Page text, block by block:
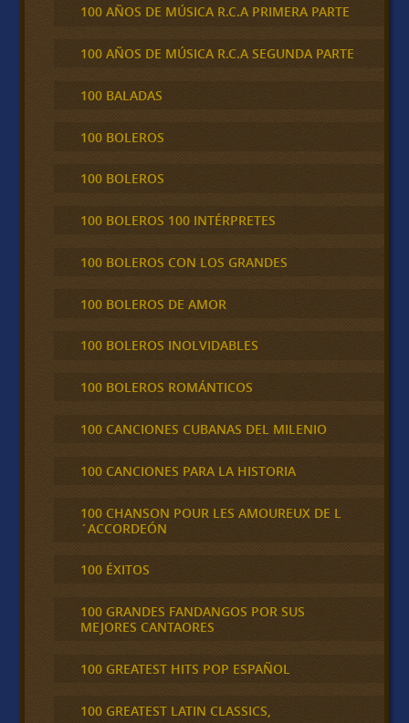
100 AÑOS DE MÚSICA R.C.A PRIMERA PARTE
100 AÑOS DE MÚSICA R.C.A SEGUNDA PARTE
100 BALADAS
100 BOLEROS
100 BOLEROS
100 BOLEROS 100 INTÉRPRETES
100 BOLEROS CON LOS GRANDES
100 BOLEROS DE AMOR
100 BOLEROS INOLVIDABLES
100 BOLEROS ROMÁNTICOS
100 CANCIONES CUBANAS DEL MILENIO
100 CANCIONES PARA LA HISTORIA
100 CHANSON POUR LES AMOUREUX DE L
´ACCORDEÓN
100 ÉXITOS
100 GRANDES FANDANGOS POR SUS
MEJORES CANTAORES
100 GREATEST HITS POP ESPAÑOL
100 GREATEST LATIN CLASSICS,